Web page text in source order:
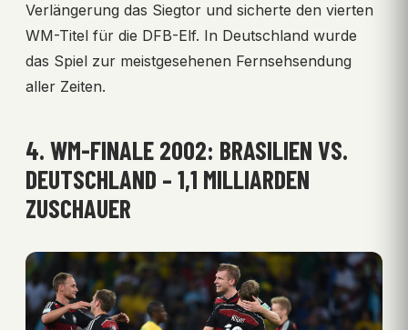
Verlängerung das Siegtor und sicherte den vierten
WM-Titel für die DFB-Elf. In Deutschland wurde
das Spiel zur meistgesehenen Fernsehsendung
aller Zeiten.
4. WM-FINALE 2002: BRASILIEN VS.
DEUTSCHLAND – 1,1 MILLIARDEN
ZUSCHAUER